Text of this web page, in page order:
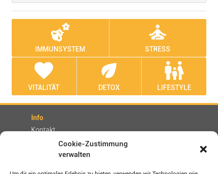
Cookie-Zustimmung
verwalten
emoji_nature
IMMUNSYSTEM
self_improvement
STRESS
favorite
VITALITÄT
eco
DETOX
family_restroom
LIFESTYLE
Info
Kontakt
Rechtliches
Impressum